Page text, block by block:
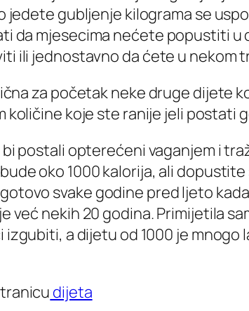
jedete gubljenje kilograma se
da mjesecima nećete popustiti
ili jednostavno da ćete u nekom
za početak neke druge
količine koje ste ranije jeli postati
bi postali opterećeni vaganjem i
oko 1000 kalorija, ali
svake godine pred ljeto
već nekih 20 godina. Primijetila
a dijetu od 1000 je
dijeta